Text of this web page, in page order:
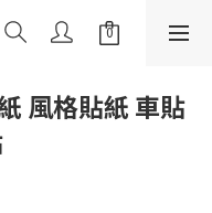
風格貼紙 車貼